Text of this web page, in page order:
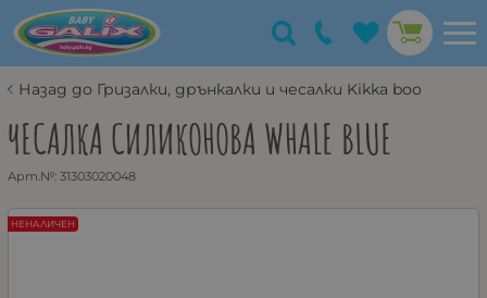
Назад до Гризалки, дрънкалки и чесалки Kikka boo
ЧЕСАЛКА СИЛИКОНОВА WHALE BLUE
Арт.№: 31303020048
НЕНАЛИЧЕН